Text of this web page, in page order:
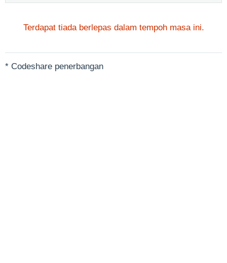
Terdapat tiada berlepas dalam tempoh masa ini.
* Codeshare penerbangan